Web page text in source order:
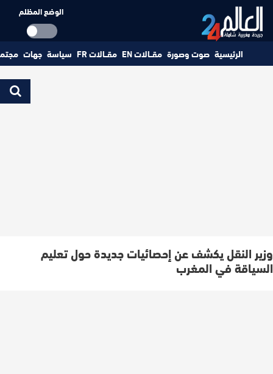
الوضع المظلم
الرئيسية صوت وصورة مقــالات EN مقــالات FR سياسة جهات
وزير النقل يكشف عن إحصائيات جديدة حول تعليم
السياقة في المغرب